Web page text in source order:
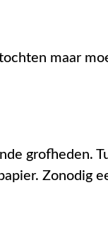
maar
grofheden.
Zonodig